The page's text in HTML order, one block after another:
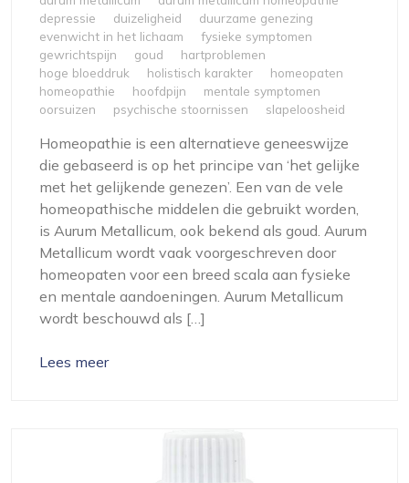
depressie
duizeligheid
duurzame genezing
evenwicht in het lichaam
fysieke symptomen
gewrichtspijn
goud
hartproblemen
hoge bloeddruk
holistisch karakter
homeopaten
homeopathie
hoofdpijn
mentale symptomen
oorsuizen
psychische stoornissen slapeloosheid
Homeopathie is een alternatieve geneeswijze
die gebaseerd is op het principe van ‘het gelijke
met het gelijkende genezen’. Een van de vele
homeopathische middelen die gebruikt worden,
is Aurum Metallicum, ook bekend als goud. Aurum
Metallicum wordt vaak voorgeschreven door
homeopaten voor een breed scala aan fysieke
en mentale aandoeningen. Aurum Metallicum
wordt beschouwd als […]
Lees meer